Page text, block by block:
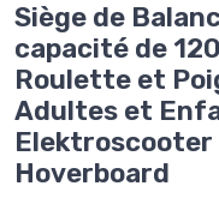
Siège de
capacité de
Roulette et
Adultes et
Elektroscooter
Hoverboard